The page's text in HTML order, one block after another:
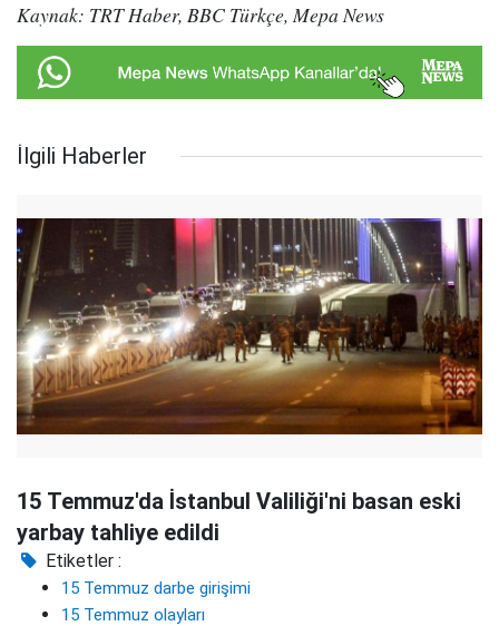
Kaynak: TRT Haber, BBC Türkçe, Mepa News
İlgili Haberler
15 Temmuz'da İstanbul Valiliği'ni basan eski
yarbay tahliye edildi
Etiketler :
15 Temmuz darbe girişimi
15 Temmuz olayları